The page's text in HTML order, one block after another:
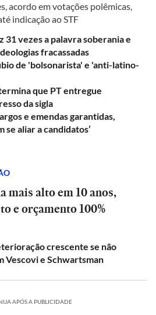
acordo em votações polêmicas,
indicação ao STF
31 vezes a palavra soberania e
fracassadas
de 'bolsonarista' e 'anti-latino-
que PT entregue
da sigla
e emendas garantidas,
se aliar a candidatos’
mais alto em 10 anos,
e orçamento 100%
crescente se não
Vescovi e Schwartsman
APÓS A PUBLICIDADE